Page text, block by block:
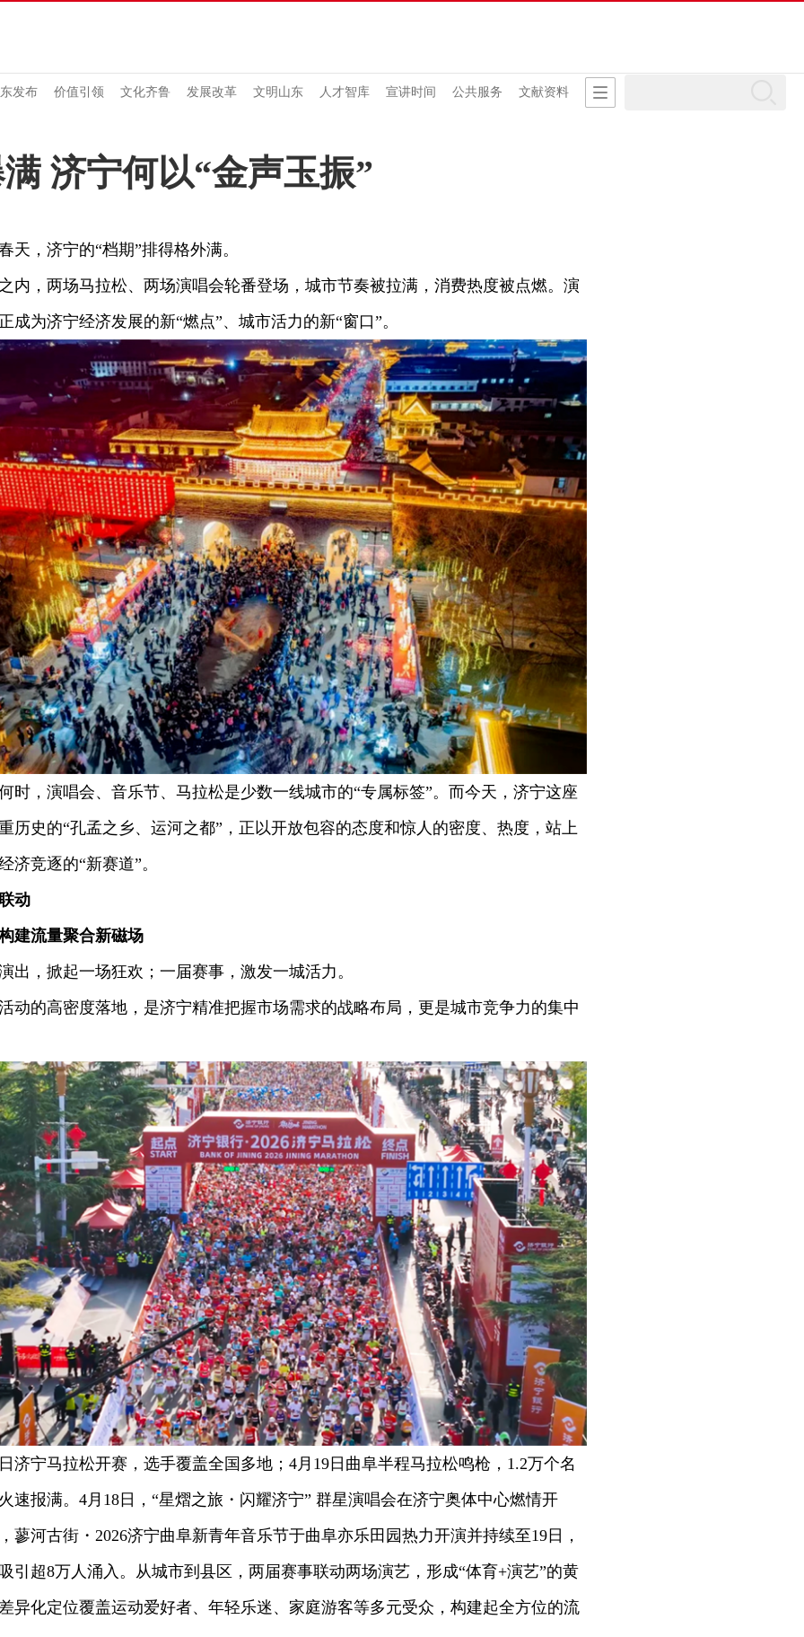
发布 价值引领 文化齐鲁 发展改革 文明山东 人才智库 宣讲时间 公共服务 文献资料
济宁何以“金声玉振”
济宁的“档期”排得格外满。
两场马拉松、两场演唱会轮番登场，城市节奏被拉满，消费热度被点燃。演
成为济宁经济发展的新“燃点”、城市活力的新“窗口”。
演唱会、音乐节、马拉松是少数一线城市的“专属标签”。而今天，济宁这座
历史的“孔孟之乡、运河之都”，正以开放包容的态度和惊人的密度、热度，站上
济竞逐的“新赛道”。
动
流量聚合新磁场
掀起一场狂欢；一届赛事，激发一城活力。
高密度落地，是济宁精准把握市场需求的战略布局，更是城市竞争力的集中
马拉松开赛，选手覆盖全国多地；4月19日曲阜半程马拉松鸣枪，1.2万个名
速报满。4月18日，“星熠之旅・闪耀济宁” 群星演唱会在济宁奥体中心燃情开
蓼河古街・2026济宁曲阜新青年音乐节于曲阜亦乐田园热力开演并持续至19日，
引超8万人涌入。从城市到县区，两届赛事联动两场演艺，形成“体育+演艺”的黄
异化定位覆盖运动爱好者、年轻乐迷、家庭游客等多元受众，构建起全方位的流